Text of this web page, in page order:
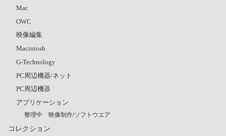
Mac
OWC
映像編集
Macintosh
G-Technology
PC周辺機器/ネット
PC周辺機器
アプリケーション
整理中 映像制作/ソフトウエア
コレクション